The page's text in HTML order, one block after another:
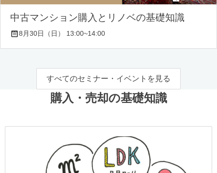
中古マンション購入とリノベの基礎知識
8月30日（日） 13:00~14:00
すべてのセミナー・イベントを見る
購入・売却の基礎知識